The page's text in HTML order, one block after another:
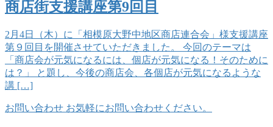
商店街支援講座第9回目
2月4日（木）に「相模原大野中地区商店連合会」様支援講座
第９回目を開催させていただきました。 今回のテーマは
「商店会が元気になるには、個店が元気になる！そのために
は？」 と題し、今後の商店会、各個店が元気になるような
講 […]
お問い合わせ お気軽にお問い合わせください。